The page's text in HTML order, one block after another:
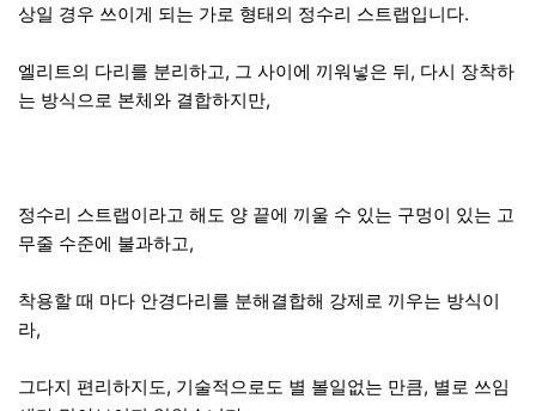
상일 경우 쓰이게 되는 가로 형태의 정수리 스트랩입니다.
엘리트의 다리를 분리하고, 그 사이에 끼워넣은 뒤, 다시 장착하
는 방식으로 본체와 결합하지만,
정수리 스트랩이라고 해도 양 끝에 끼울 수 있는 구멍이 있는 고
무줄 수준에 불과하고,
착용할 때 마다 안경다리를 분해결합해 강제로 끼우는 방식이
라,
그다지 편리하지도, 기술적으로도 별 볼일없는 만큼, 별로 쓰임